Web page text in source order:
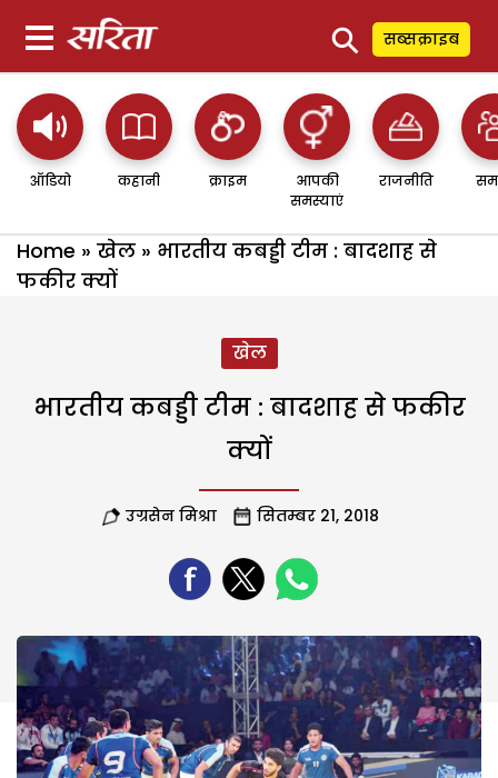
⚲ सब्सक्राइब
ऑडियो कहानी क्राइम
आपकी
समस्याएं
राजनीति
Home » खेल » भारतीय कबड्डी टीम : बादशाह से
फकीर क्यों
खेल
भारतीय कबड्डी टीम : बादशाह से फकीर
क्यों
उग्रसेन मिश्रा सितम्बर 21, 2018